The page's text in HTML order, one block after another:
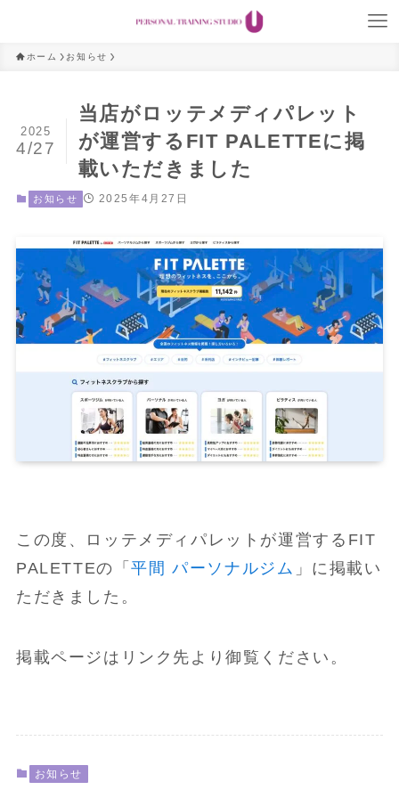
ホーム お知らせ
当店がロッテメディパレット
が運営するFIT PALETTEに掲
載いただきました
2025
4/27
お知らせ 2025年4月27日
この度、ロッテメディパレットが運営するFIT
PALETTEの「平間 パーソナルジム 」に掲載い
ただきました。
掲載ページはリンク先より御覧ください。
お知らせ